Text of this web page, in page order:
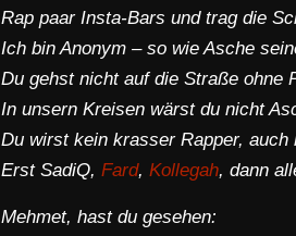
Rap paar Insta-Bars und trag die
Ich bin Anonym – so wie Asche
Du gehst nicht auf die Straße ohne
In unsern Kreisen wärst du nicht
Du wirst kein krasser Rapper,
Erst SadiQ, Fard, Kollegah, dann
Mehmet, hast du gesehen: